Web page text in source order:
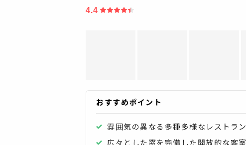
4.4
おすすめポイント
雰囲気の異なる多種多様なレストラン
広々とした窓を完備した開放的な客室